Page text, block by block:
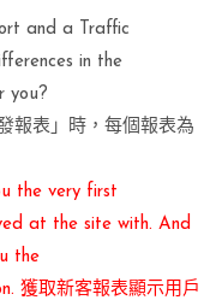
and a Traffic
in the
you?
報表」時，每個報表為
the very first
at the site with. And
the
獲取新客報表顯示用戶